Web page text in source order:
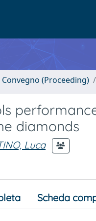
(Proceeding)
diamonds
Luca
Scheda